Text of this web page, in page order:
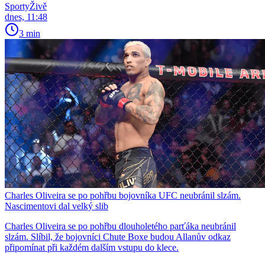
SportyŽivě
dnes, 11:48
3 min
Charles Oliveira se po pohřbu bojovníka UFC neubránil slzám.
Nascimentovi dal velký slib
Charles Oliveira se po pohřbu dlouholetého parťáka neubránil
slzám. Slíbil, že bojovníci Chute Boxe budou Allanův odkaz
připomínat při každém dalším vstupu do klece.